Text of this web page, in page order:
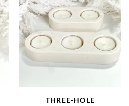
THREE-HOLE